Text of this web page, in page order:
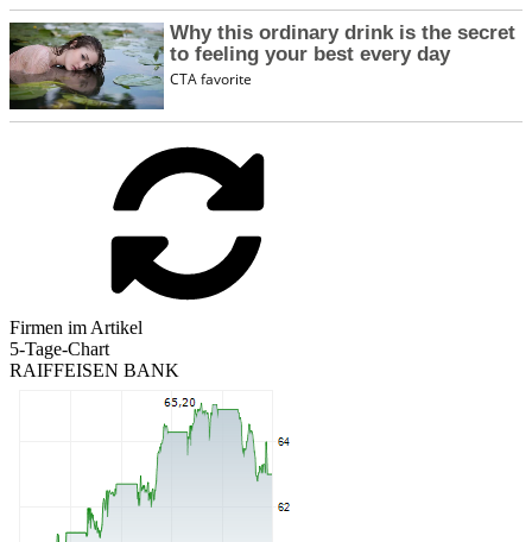
Firmen im Artikel
5-Tage-Chart
RAIFFEISEN BANK